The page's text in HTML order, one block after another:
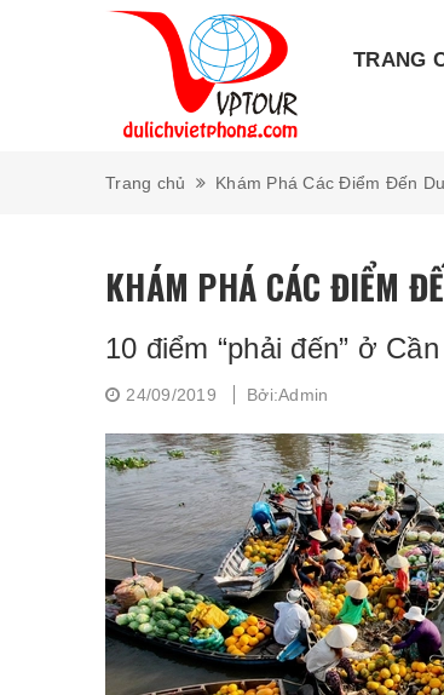
TRANG
Trang chủ Khám Phá Các Điểm Đến
KHÁM PHÁ CÁC ĐIỂM
10 điểm “phải đến” ở
24/09/2019 Bởi:Admin